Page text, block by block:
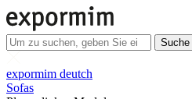
Suche
expormim deutch
Sofas